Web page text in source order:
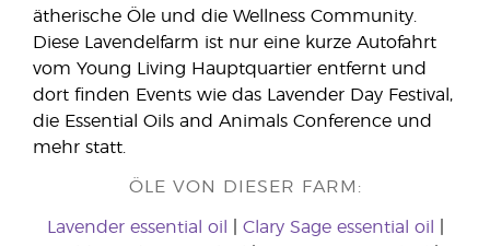
ätherische Öle und die Wellness Community.
Diese Lavendelfarm ist nur eine kurze Autofahrt
vom Young Living Hauptquartier entfernt und
dort finden Events wie das Lavender Day Festival,
die Essential Oils and Animals Conference und
mehr statt.
ÖLE VON DIESER FARM:
Lavender essential oil Clary Sage essential oil